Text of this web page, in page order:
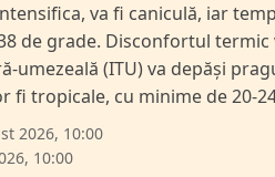
va fi caniculă, iar
de grade. Disconfortul termic
umezeală (ITU) va depăși
fi tropicale, cu minime de 20-
2026, 10:00
10:00